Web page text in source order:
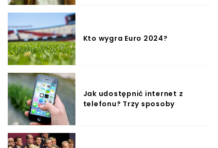
Kto wygra Euro 2024?
Jak udostępnić internet z
telefonu? Trzy sposoby